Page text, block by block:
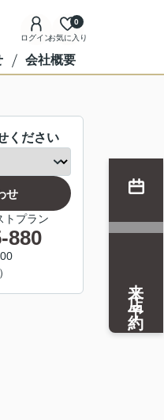
ログインお気に入り
0
会社概要
ください
せ
トプラン
880
来店予約